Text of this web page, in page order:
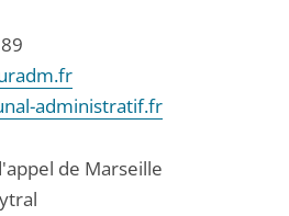
administratif.fr
de Marseille